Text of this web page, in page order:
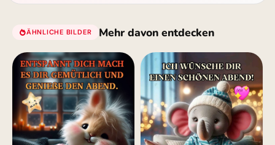
ÄHNLICHE BILDER Mehr davon entdecken